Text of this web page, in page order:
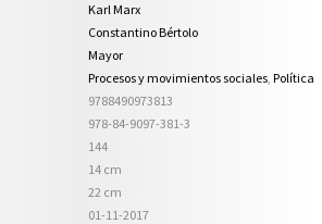
Karl Marx
Constantino Bértolo
Mayor
Procesos y movimientos sociales, Política
9788490973813
978-84-9097-381-3
144
14 cm
22 cm
01-11-2017